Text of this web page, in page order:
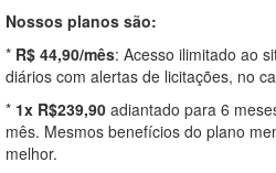
Nossos planos são:
* R$ 44,90/mês: Acesso ilimitado ao
diários com alertas de licitações, no
* 1x R$239,90 adiantado para 6
mês. Mesmos benefícios do plano
melhor.